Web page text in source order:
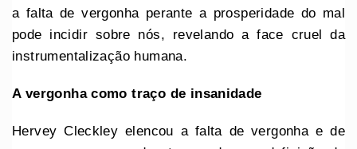
a falta de vergonha perante a prosperidade do mal
pode incidir sobre nós, revelando a face cruel da
instrumentalização humana.
A vergonha como traço de insanidade
Hervey Cleckley elencou a falta de vergonha e de